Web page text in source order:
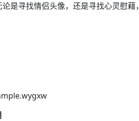
是寻找情侣头像，还是寻找心灵慰藉，